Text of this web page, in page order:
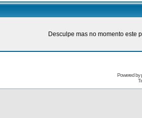
Desculpe mas no momento este
Powered by